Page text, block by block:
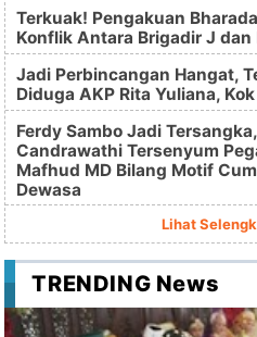
Terkuak! Pengakuan
Konflik Antara Brigadir J dan
Jadi Perbincangan Hangat,
Diduga AKP Rita Yuliana,
Ferdy Sambo Jadi
Candrawathi Tersenyum
Mafhud MD Bilang Motif
Dewasa
Lihat
TRENDING News